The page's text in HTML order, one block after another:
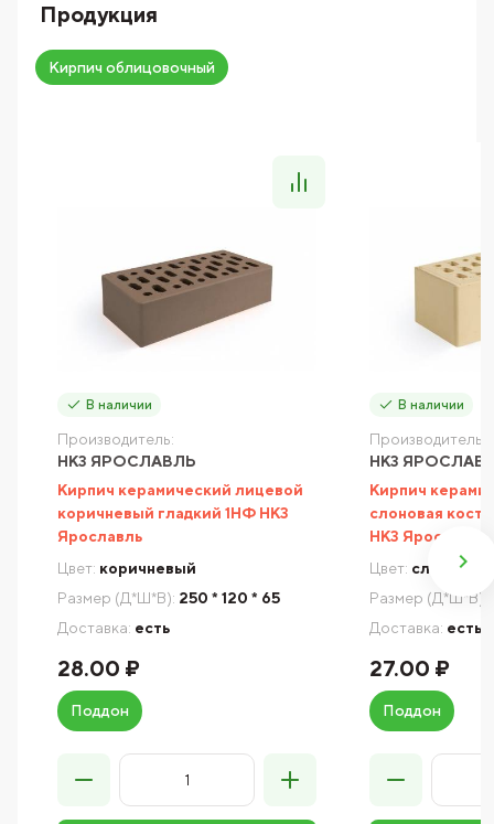
Продукция
Кирпич облицовочный
В наличии
Производитель:
НКЗ ЯРОСЛАВЛЬ
Кирпич керамический лицевой
коричневый гладкий 1НФ НКЗ
Ярославль
Цвет: коричневый
Размер (Д*Ш*В): 250 * 120 * 65
Доставка: есть
28.00 ₽
Поддон
В наличии
Производитель:
НКЗ
Кирпич
слоновая
НКЗ Ярославль
Цвет: слоновая
Размер (Д*Ш*В):
Доставка: есть
27.00 ₽
Поддон